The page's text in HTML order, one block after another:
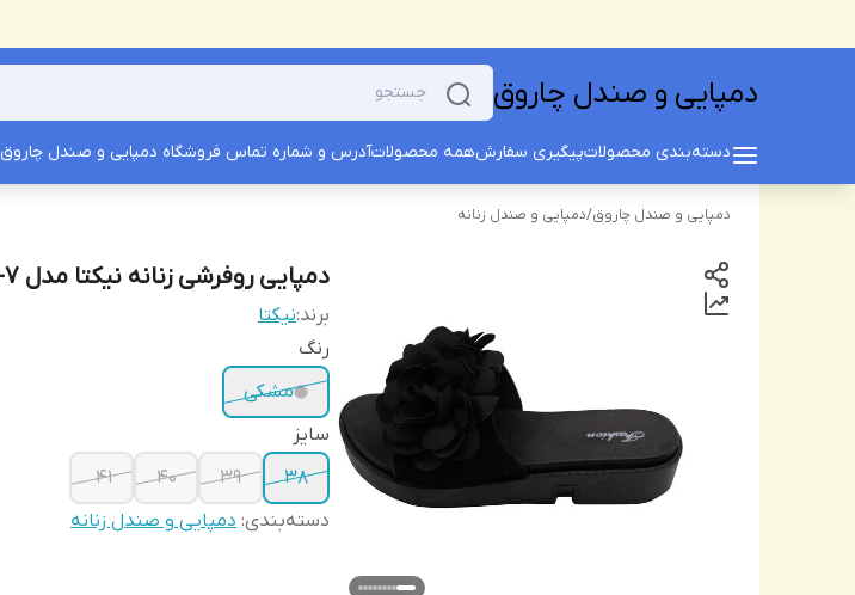
دمپایی و صندل چاروق
دسته‌بندی محصولاتپیگیری سفارشهمه محصولاتآدرس و شماره تماس فروشگاه دمپایی و صندل چاروق
دمپایی و صندل چاروق/دمپایی و صندل زنانه
دمپایی روفرشی زنانه نیکتا مدل 7-025 گلدار کد 1285 رنگ مشکی
برند:نیکتا
رنگ
مشکی
سایز
38
39
40
41
دسته‌بندی: دمپایی و صندل زنانه